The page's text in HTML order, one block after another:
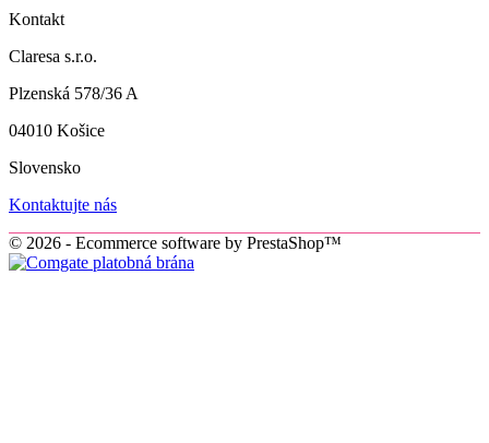
Kontakt
Claresa s.r.o.
Plzenská 578/36 A
04010 Košice
Slovensko
Kontaktujte nás
© 2026 - Ecommerce software by PrestaShop™